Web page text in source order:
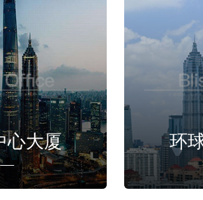
心大厦 环